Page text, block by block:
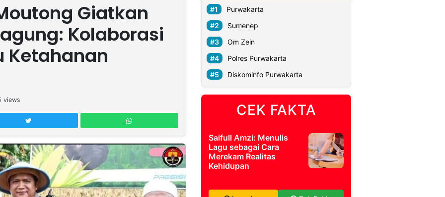
Giatkan
Kolaborasi
Ketahanan
views
Purwakarta
Sumenep
Om Zein
Polres Purwakarta
Diskominfo Purwakarta
CEK FAKTA
Saifull Amzi: Menulis
Lagu sebagai Cara
Merekam Realitas
Kehidupan